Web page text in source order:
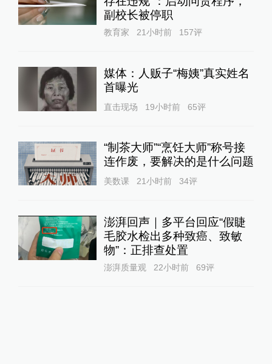
副校长被停职
教育家 21小时前 157评
媒体：人贩子“梅姨”真实姓名
首曝光
直击现场 19小时前 65评
“制茶大师”“烹饪大师”称号接
连作废，要解决的是什么问题
美数课 21小时前 34评
澎湃回声｜多平台回应“假睫
毛胶水检出多种致癌、致敏
物”：正排查处置
澎湃质量观 22小时前 69评